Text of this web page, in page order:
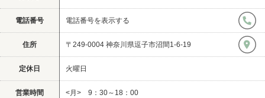
電話番号 電話番号を表示する
住所 〒249-0004 神奈川県逗子市沼間1-6-19
定休日 火曜日
営業時間
<月> 9：30～18：00